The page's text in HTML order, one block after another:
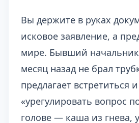
Вы держите в руках
исковое заявление, а
мире. Бывший
месяц назад не брал
предлагает встретиться и
«урегулировать вопрос
голове — каша из гнева,